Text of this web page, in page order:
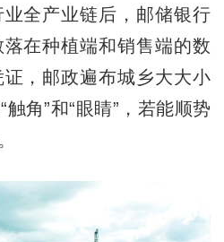
全产业链后，邮储银行
在种植端和销售端的数
，邮政遍布城乡大大小
角”和“眼睛”，若能顺势